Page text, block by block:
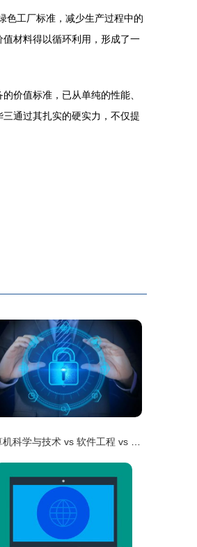
色工厂标准，减少生产过程中的
材料得以循环利用，形成了一
价值标准，已从单纯的性能、
通过其扎实的硬实力，不仅提